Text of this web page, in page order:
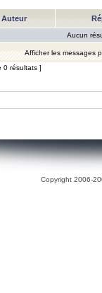
Auteur
Aucun
Afficher les messages
0 résultats ]
Copyright 2006-